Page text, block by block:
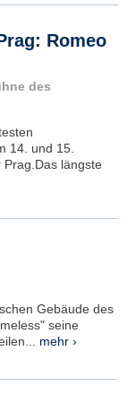
Romeo
des
14. und 15.
längste
Gebäude des
seine
mehr ›